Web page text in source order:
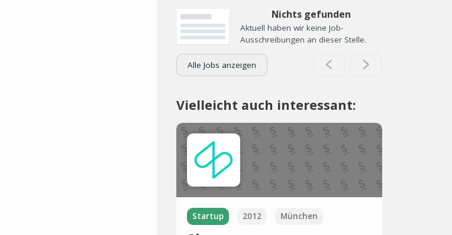
Nichts gefunden
Aktuell haben wir keine Job-
Ausschreibungen an dieser Stelle.
Alle Jobs anzeigen
Vielleicht auch interessant:
Startup 2012 München